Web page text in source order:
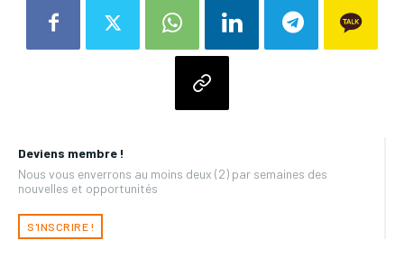
Deviens membre !
Nous vous enverrons au moins deux (2) par semaines des
nouvelles et opportunités
S'INSCRIRE !